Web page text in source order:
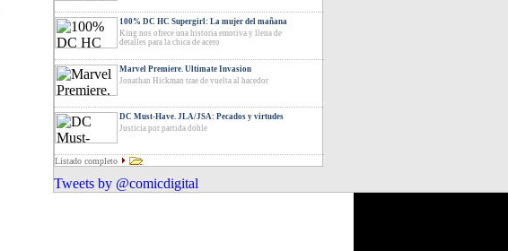
100% DC HC Supergirl: La mujer del mañana
King nos ofrece una historia emotiva y llena de
detalles para la chica de acero
Marvel Premiere. Ultimate Invasion
Jonathan Hickman trae de vuelta al hacedor
DC Must-Have. JLA/JSA: Pecados y virtudes
Justicia por partida doble
Listado completo
Tweets by @comicdigital